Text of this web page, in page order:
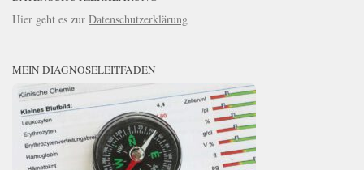
Hier geht es zur Datenschutzerklärung
MEIN DIAGNOSELEITFADEN